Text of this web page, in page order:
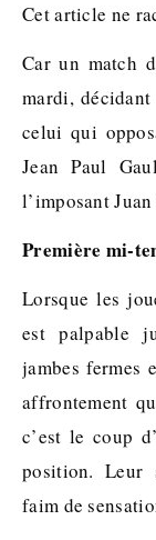
Cet article ne
Car un match
mardi,
celui qui
Jean Paul
l’imposant
Première mi-
Lorsque les
est palpable
jambes fermes
affrontement
c’est le coup
position. Leur
faim de